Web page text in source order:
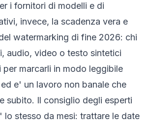
i fornitori di modelli e di
invece, la scadenza vera e
watermarking di fine 2026: chi
audio, video o testo sintetici
per marcarli in modo leggibile
e' un lavoro non banale che
subito. Il consiglio degli esperti
lo stesso da mesi: trattare le date